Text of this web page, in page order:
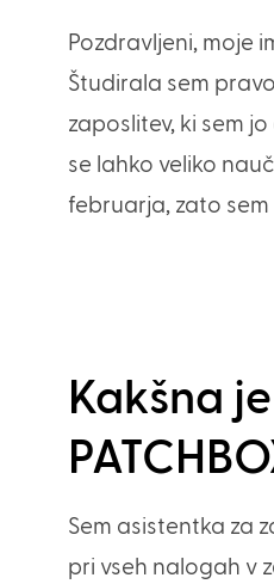
Pozdravljeni, moje
Študirala sem
zaposlitev, ki sem
se lahko veliko
februarja, zato sem
Kakšna
Sem asistentka za
pri vseh nalogah v